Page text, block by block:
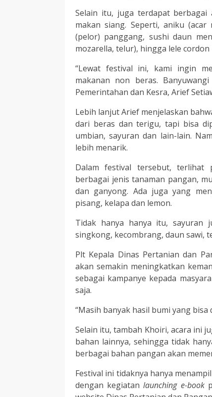
Selain itu, juga terdapat berbagai
makan siang. Seperti, aniku
(pelor) panggang, sushi daun
mozarella, telur), hingga lele cordon
“Lewat festival ini, kami ingin
makanan non beras.
Pemerintahan dan Kesra, Arief
Lebih lanjut Arief menjelaskan
dari beras dan terigu, tapi bisa
umbian, sayuran dan lain-lain.
lebih menarik.
Dalam festival tersebut, terlihat
berbagai jenis tanaman pangan,
dan ganyong. Ada juga yang
pisang, kelapa dan lemon.
Tidak hanya hanya itu, sayuran
singkong, kecombrang, daun sawi,
Plt Kepala Dinas Pertanian dan
akan semakin meningkatkan
sebagai kampanye kepada
saja.
“Masih banyak hasil bumi yang bisa
Selain itu, tambah Khoiri, acara ini
bahan lainnya, sehingga tidak
berbagai bahan pangan akan
Festival ini tidaknya hanya
dengan kegiatanlaunching e-book